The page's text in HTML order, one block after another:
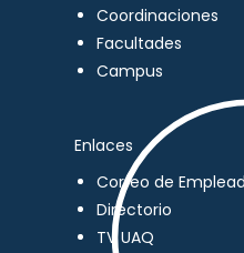
Coordinaciones
Facultades
Campus
Enlaces
Correo de
Directorio
TV UAQ